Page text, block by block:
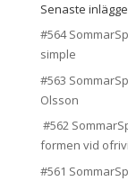
Senaste
#564
simple
#563
Olsson
#562
formen vid
#561